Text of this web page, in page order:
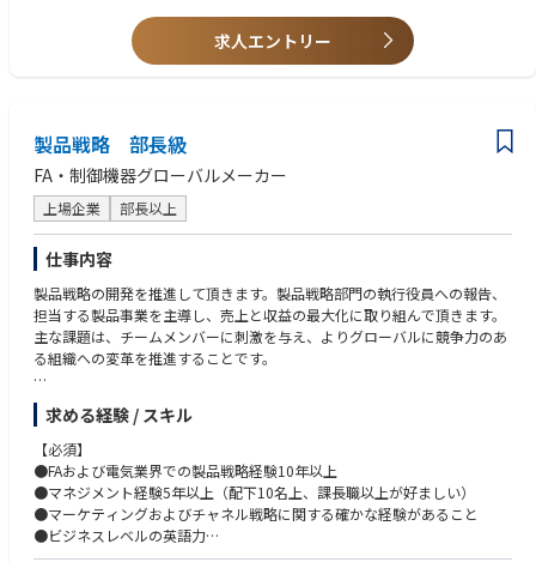
求人エントリー
製品戦略 部長級
FA・制御機器グローバルメーカー
上場企業 部長以上
仕事内容
製品戦略の開発を推進して頂きます。製品戦略部門の執行役員への報告、
担当する製品事業を主導し、売上と収益の最大化に取り組んで頂きます。
主な課題は、チームメンバーに刺激を与え、よりグローバルに競争力のあ
る組織への変革を推進することです。
＜Mission／業務内容＞
-チーム内でグローバルなマインドセットを育み、メンバーが潜在能力を最
大限に発揮し、グローバルな環境でビジネス変革を推進できる組織構築
-市場調査とデータ分析
-市場分析を実施して製品コンセプトを開発し、ターゲット市場セグメント
を定義。
-製品ロードマップの作成
求める経験 / スキル
【必須】
●FAおよび電気業界での製品戦略経験10年以上
●マネジメント経験5年以上（配下10名上、課長職以上が好ましい）
●マーケティングおよびチャネル戦略に関する確かな経験があること
●ビジネスレベルの英語力